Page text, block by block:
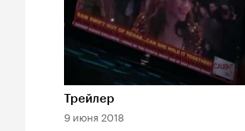
Длительность 2 мин
Трейлер
9 июня 2018